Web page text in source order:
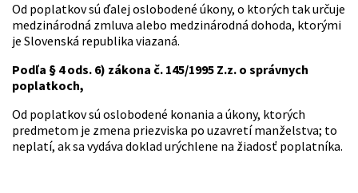
Od poplatkov sú ďalej oslobodené úkony, o ktorých tak určuje
medzinárodná zmluva alebo medzinárodná dohoda, ktorými
je Slovenská republika viazaná.
Podľa § 4 ods. 6) zákona č. 145/1995 Z.z. o správnych
poplatkoch,
Od poplatkov sú oslobodené konania a úkony, ktorých
predmetom je zmena priezviska po uzavretí manželstva; to
neplatí, ak sa vydáva doklad urýchlene na žiadosť poplatníka.